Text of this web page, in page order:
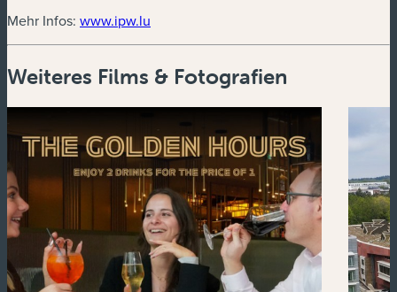
Mehr Infos: www.ipw.lu
Weiteres Films & Fotografien